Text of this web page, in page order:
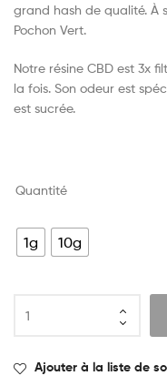
grand hash de qualité. À
Pochon Vert.
Notre résine CBD est 3x
la fois. Son odeur est
est sucrée.
Quantité
1g 10g
Ajouter à la liste de